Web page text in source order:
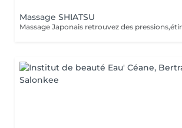
Massage SHIATSU